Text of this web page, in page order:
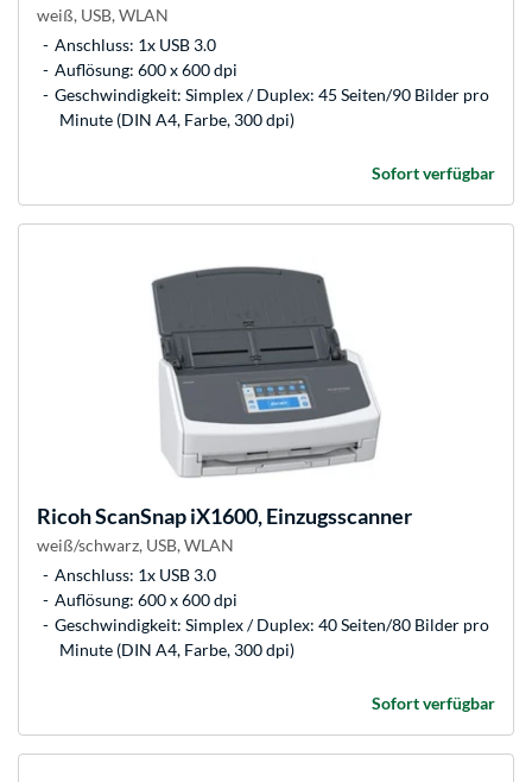
weiß, USB, WLAN
Anschluss: 1x USB 3.0
Auflösung: 600 x 600 dpi
Geschwindigkeit: Simplex / Duplex: 45 Seiten/90 Bilder pro
Minute (DIN A4, Farbe, 300 dpi)
Sofort verfügbar
RicohScanSnap iX1600, Einzugsscanner
weiß/schwarz, USB, WLAN
Anschluss: 1x USB 3.0
Auflösung: 600 x 600 dpi
Geschwindigkeit: Simplex / Duplex: 40 Seiten/80 Bilder pro
Minute (DIN A4, Farbe, 300 dpi)
Sofort verfügbar